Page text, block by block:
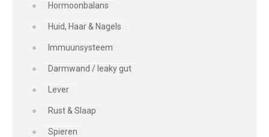
Hormoonbalans
Huid, Haar & Nagels
Immuunsysteem
Darmwand / leaky gut
Lever
Rust & Slaap
Spieren